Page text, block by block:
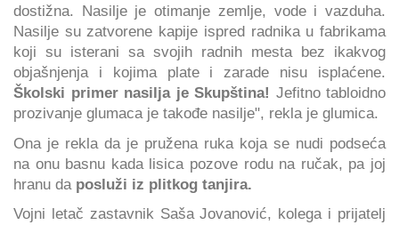
dostižna. Nasilje je otimanje zemlje, vode i vazduha.
Nasilje su zatvorene kapije ispred radnika u fabrikama
koji su isterani sa svojih radnih mesta bez ikakvog
objašnjenja i kojima plate i zarade nisu isplaćene.
Školski primer nasilja je Skupština! Jefitno tabloidno
prozivanje glumaca je takođe nasilje", rekla je glumica.
Ona je rekla da je pružena ruka koja se nudi podseća
na onu basnu kada lisica pozove rodu na ručak, pa joj
hranu da posluži iz plitkog tanjira.
Vojni letač zastavnik Saša Jovanović, kolega i prijatelj